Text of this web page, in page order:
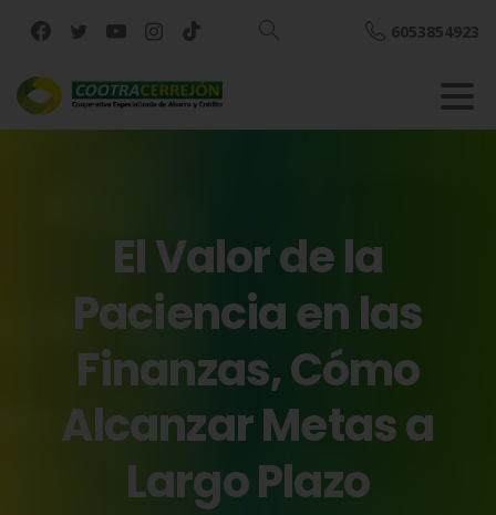
Buscar
6053854923
ElValordela
Pacienciaenlas
Finanzas,Cómo
AlcanzarMetasa
LargoPlazo